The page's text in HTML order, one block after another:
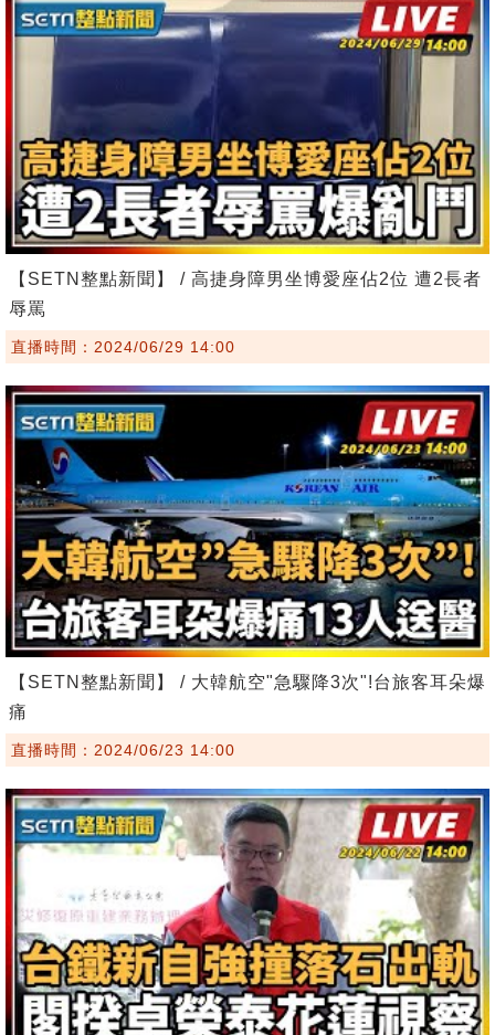
【SETN整點新聞】 / 高捷身障男坐博愛座佔2位 遭2長者
辱罵
直播時間：2024/06/29 14:00
【SETN整點新聞】 / 大韓航空"急驟降3次"!台旅客耳朵爆
痛
直播時間：2024/06/23 14:00